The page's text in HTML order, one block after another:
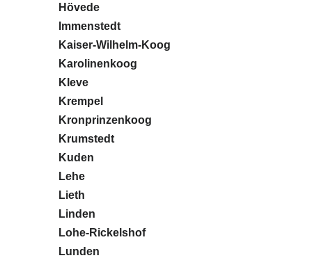
Hövede
Immenstedt
Kaiser-Wilhelm-Koog
Karolinenkoog
Kleve
Krempel
Kronprinzenkoog
Krumstedt
Kuden
Lehe
Lieth
Linden
Lohe-Rickelshof
Lunden